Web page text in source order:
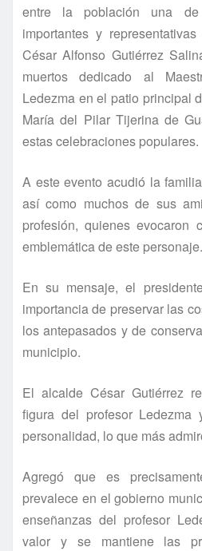
entre la población una
importantes y
César Alfonso Gutiérrez
muertos dedicado al
Ledezma en el patio principal
Marí­a del Pilar Tijerina de
estas celebraciones populares.
A este evento acudió la
así­ como muchos de sus
profesión, quienes evocaron
emblemática de este personaje.
En su mensaje, el
importancia de preservar las
los antepasados y de
municipio.
El alcalde César Gutiérrez
figura del profesor
personalidad, lo que más
Agregó que es
prevalece en el gobierno
enseñanzas del profesor
valor y se mantiene las